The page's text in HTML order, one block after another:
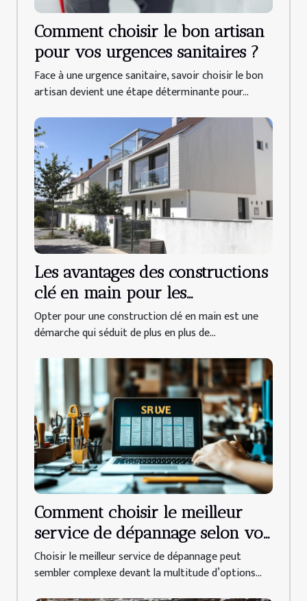
Comment choisir le bon artisan
pour vos urgences sanitaires ?
Face à une urgence sanitaire, savoir choisir le bon
artisan devient une étape déterminante pour...
Les avantages des constructions
clé en main pour les
propriétaires
Opter pour une construction clé en main est une
démarche qui séduit de plus en plus de...
Comment choisir le meilleur
service de dépannage selon vos
besoins ?
Choisir le meilleur service de dépannage peut
sembler complexe devant la multitude d’options...